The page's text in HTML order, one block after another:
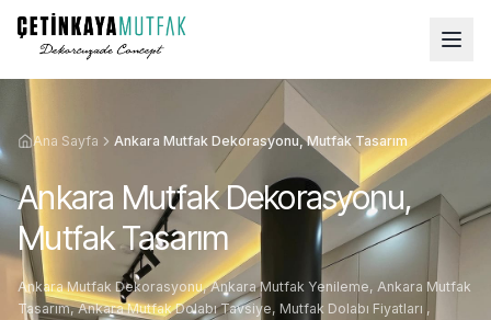
Ana Sayfa Ankara Mutfak Dekorasyonu, Mutfak Tasarım
Ankara Mutfak Dekorasyonu,
Mutfak Tasarım
Ankara Mutfak Dekorasyonu, Ankara Mutfak Yenileme, Ankara Mutfak
Tasarım, Ankara Mutfak Dolabı Tavsiye, Mutfak Dolabı Fiyatları ,